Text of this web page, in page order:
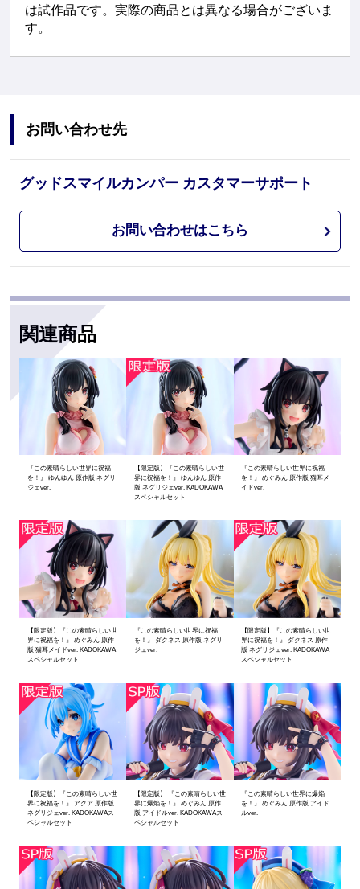
は試作品です。実際の商品とは異なる場合がございま
す。
お問い合わせ先
グッドスマイルカンパー カスタマーサポート
お問い合わせはこちら
関連商品
『この素晴らしい世界に祝福
を！』 ゆんゆん 原作版 ネグリ
ジェver.
【限定版】『この素晴らしい世
界に祝福を！』 ゆんゆん 原作
版 ネグリジェver. KADOKAWA
スペシャルセット
『この素晴らしい世界に祝福
を！』 めぐみん 原作版 猫耳メ
イドver.
【限定版】『この素晴らしい世
界に祝福を！』 めぐみん 原作
版 猫耳メイドver. KADOKAWA
スペシャルセット
『この素晴らしい世界に祝福
を！』 ダクネス 原作版 ネグリ
ジェver.
【限定版】『この素晴らしい世
界に祝福を！』 ダクネス 原作
版 ネグリジェver. KADOKAWA
スペシャルセット
【限定版】『この素晴らしい世
界に祝福を！』 アクア 原作版
ネグリジェver. KADOKAWAス
ペシャルセット
【限定版】 『この素晴らしい世
界に爆焔を！』 めぐみん 原作
版 アイドルver. KADOKAWAス
ペシャルセット
『この素晴らしい世界に爆焔
を！』 めぐみん 原作版 アイド
ルver.